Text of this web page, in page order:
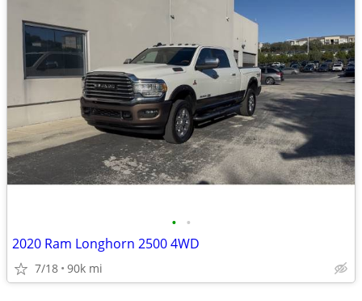
• •
2020 Ram Longhorn 2500 4WD
7/18 90k mi